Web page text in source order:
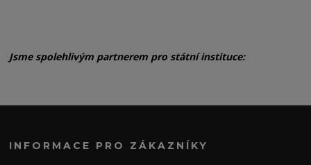
Jsme spolehlivým partnerem pro státní instituce:
INFORMACE PRO ZÁKAZNÍKY